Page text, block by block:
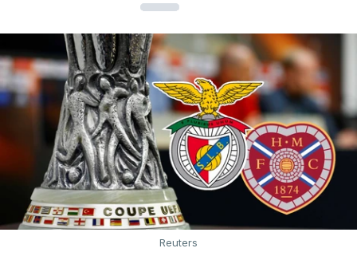
Reuters